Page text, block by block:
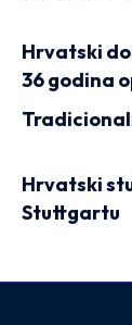
Hrvatski
36 godina
Hrvatski
Stuttgartu